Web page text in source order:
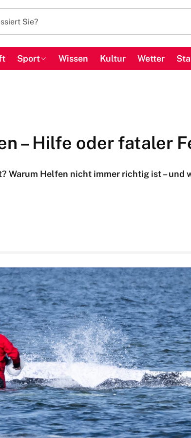
Sport Wissen Kultur Wetter
– Hilfe oder fataler
Warum Helfen nicht immer richtig ist – und